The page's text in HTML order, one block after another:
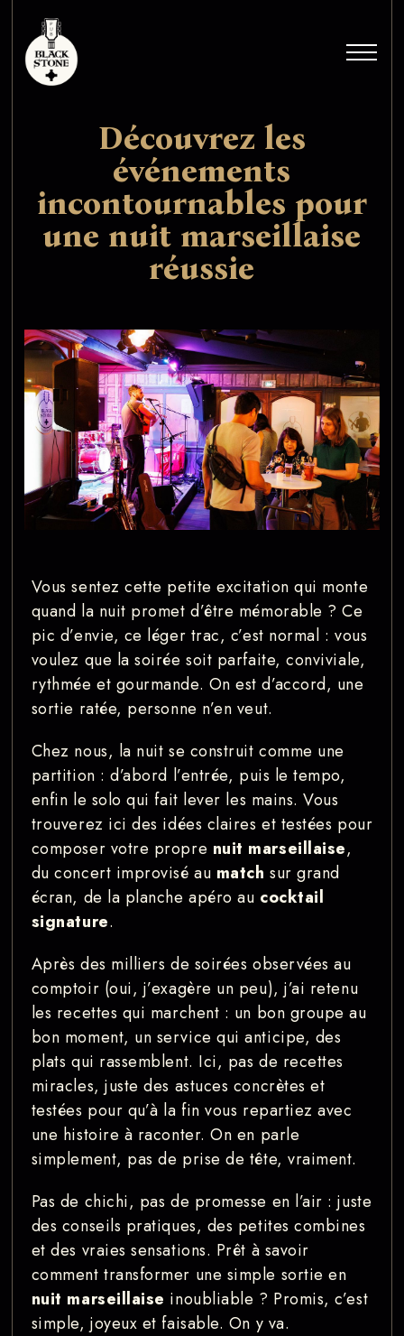
Découvrez les
événements
incontournables pour
une nuit marseillaise
réussie
Vous sentez cette petite excitation qui monte
quand la nuit promet d’être mémorable ? Ce
pic d’envie, ce léger trac, c’est normal : vous
voulez que la soirée soit parfaite, conviviale,
rythmée et gourmande. On est d’accord, une
sortie ratée, personne n’en veut.
Chez nous, la nuit se construit comme une
partition : d’abord l’entrée, puis le tempo,
enfin le solo qui fait lever les mains. Vous
trouverez ici des idées claires et testées pour
composer votre propre nuit marseillaise,
du concert improvisé au match sur grand
écran, de la planche apéro au cocktail
signature.
Après des milliers de soirées observées au
comptoir (oui, j’exagère un peu), j’ai retenu
les recettes qui marchent : un bon groupe au
bon moment, un service qui anticipe, des
plats qui rassemblent. Ici, pas de recettes
miracles, juste des astuces concrètes et
testées pour qu’à la fin vous repartiez avec
une histoire à raconter. On en parle
simplement, pas de prise de tête, vraiment.
Pas de chichi, pas de promesse en l’air : juste
des conseils pratiques, des petites combines
et des vraies sensations. Prêt à savoir
comment transformer une simple sortie en
nuit marseillaise inoubliable ? Promis, c’est
simple, joyeux et faisable. On y va.